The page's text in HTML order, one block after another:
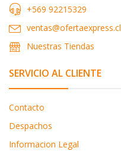
+569 92215329
ventas@ofertaexpress.cl
Nuestras Tiendas
SERVICIO AL CLIENTE
Contacto
Despachos
Informacion Legal